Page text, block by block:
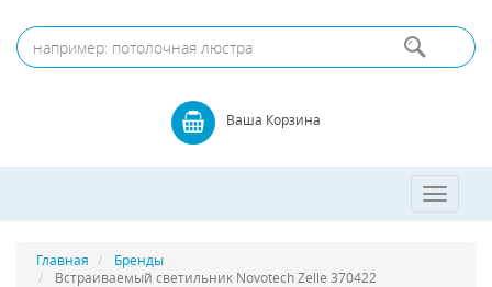
Ваша Корзина
Toggle
Главная
Бренды
Встраиваемый светильник Novotech Zelle 370422